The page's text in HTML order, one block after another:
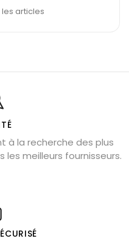
des anges
moi ?
articles
à la recherche des plus
les meilleurs fournisseurs.